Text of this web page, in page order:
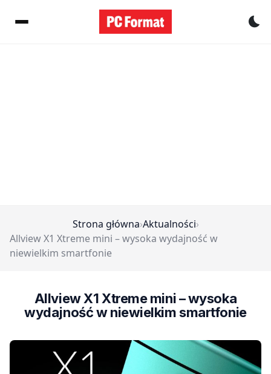
Strona główna›Aktualności›
Allview X1 Xtreme mini – wysoka wydajność w
niewielkim smartfonie
Allview X1 Xtreme mini – wysoka
wydajność w niewielkim smartfonie